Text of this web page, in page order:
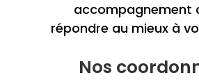
accompagnement
répondre au mieux à
Nos